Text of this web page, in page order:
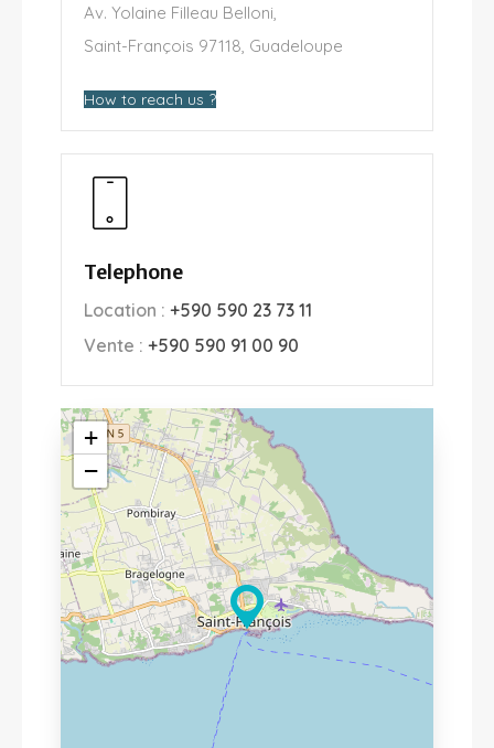
Av. Yolaine Filleau Belloni,
Saint-François 97118, Guadeloupe
How to reach us ?
Telephone
Location : +590 590 23 73 11
Vente : +590 590 91 00 90
+
−